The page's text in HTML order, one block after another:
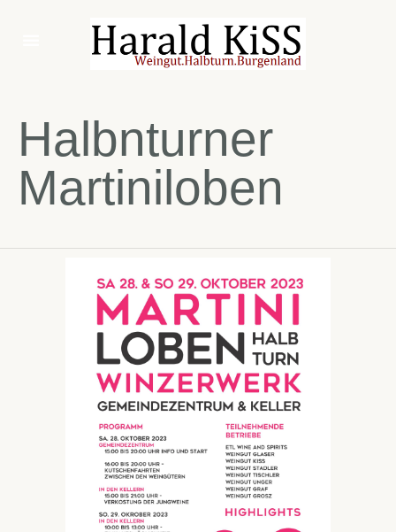
Halbnturner
Martiniloben